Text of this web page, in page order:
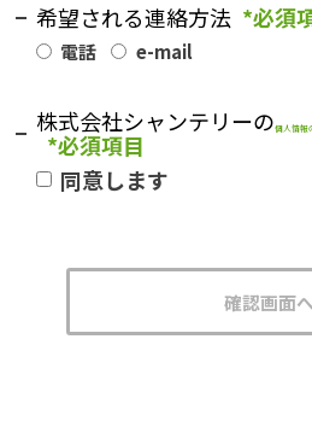
希望される連絡方法 *必須
電話 e-mail
株式会社シャンテリーの個人情報
*必須項目
同意します